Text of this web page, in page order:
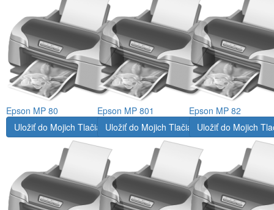
Epson MP 80 Epson MP 801
Epson MP 82
Uložiť do Mojich TlačiarníUložiť do Mojich TlačiarníUložiť do Mojich